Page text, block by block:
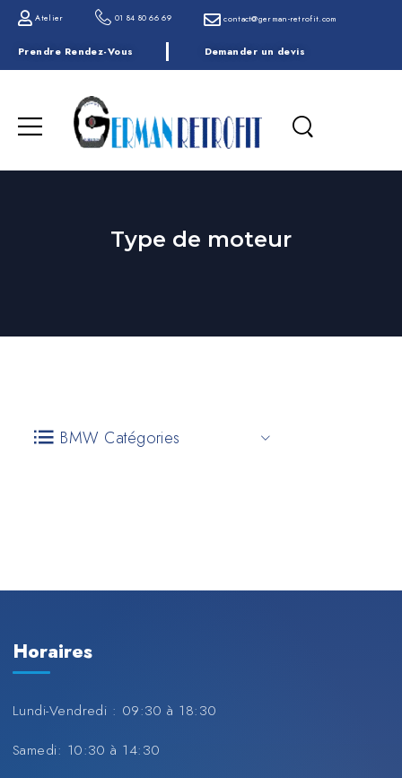
Atelier 01 84 80 66 69 contact@german-retrofit.com
Prendre Rendez-Vous Demander un devis
Type de moteur
BMW Catégories
Horaires
Lundi-Vendredi : 09:30 à 18:30
Samedi: 10:30 à 14:30